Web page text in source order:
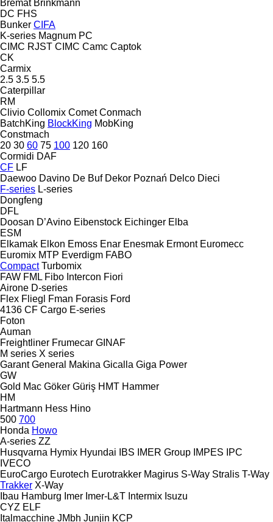
Bremat Brinkmann
DC FHS
Bunker CIFA
K-series Magnum PC
CIMC RJST CIMC Camc Captok
CK
Carmix
2.5 3.5 5.5
Caterpillar
RM
Clivio Collomix Comet Conmach
BatchKing BlockKing MobKing
Constmach
20 30 60 75 100 120 160
Cormidi DAF
CF LF
Daewoo Davino De Buf Dekor Poznań Delco Dieci
F-series L-series
Dongfeng
DFL
Doosan D’Avino Eibenstock Eichinger Elba
ESM
Elkamak Elkon Emoss Enar Enesmak Ermont Euromecc
Euromix MTP Everdigm FABO
Compact Turbomix
FAW FML Fibo Intercon Fiori
Airone D-series
Flex Fliegl Fman Forasis Ford
4136 CF Cargo E-series
Foton
Auman
Freightliner Frumecar GINAF
M series X series
Garant General Makina Gicalla Giga Power
GW
Gold Mac Göker Güriş HMT Hammer
HM
Hartmann Hess Hino
500 700
Honda Howo
A-series ZZ
Husqvarna Hymix Hyundai IBS IMER Group IMPES
IPC
IVECO
EuroCargo Eurotech Eurotrakker Magirus S-Way Stralis T-Way
Trakker X-Way
Ibau Hamburg Imer Imer-L&T Intermix Isuzu
CYZ ELF
Italmacchine JMbh Junjin KCP